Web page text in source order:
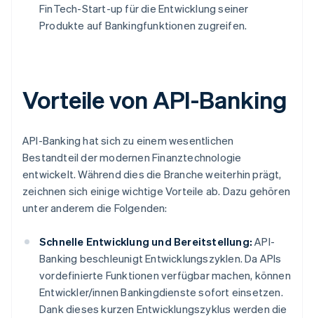
FinTech-Start-up für die Entwicklung seiner
Produkte auf Bankingfunktionen zugreifen.
Vorteile von API-Banking
API-Banking hat sich zu einem wesentlichen
Bestandteil der modernen Finanztechnologie
entwickelt. Während dies die Branche weiterhin prägt,
zeichnen sich einige wichtige Vorteile ab. Dazu gehören
unter anderem die Folgenden:
Schnelle Entwicklung und Bereitstellung: API-
Banking beschleunigt Entwicklungszyklen. Da APIs
vordefinierte Funktionen verfügbar machen, können
Entwickler/innen Bankingdienste sofort einsetzen.
Dank dieses kurzen Entwicklungszyklus werden die